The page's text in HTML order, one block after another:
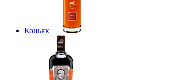
Коньяк